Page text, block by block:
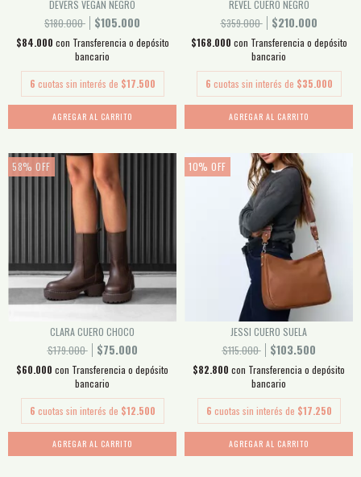
DEVERS VEGAN NEGRO
$180.000
$105.000
$84.000 con Transferencia o depósito
bancario
6 cuotas sin interés de $17.500
AGREGAR AL CARRITO
REVEL CUERO NEGRO
$359.000
$210.000
$168.000 con Transferencia o depósito
bancario
6 cuotas sin interés de $35.000
AGREGAR AL CARRITO
58% OFF
CLARA CUERO CHOCO
$179.000
$75.000
$60.000 con Transferencia o depósito
bancario
6 cuotas sin interés de $12.500
AGREGAR AL CARRITO
10% OFF
JESSI CUERO SUELA
$115.000
$103.500
$82.800 con Transferencia o depósito
bancario
6 cuotas sin interés de $17.250
AGREGAR AL CARRITO